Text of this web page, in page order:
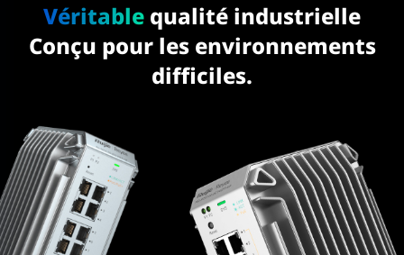
Véritable qualité industrielle
Conçu pour les environnements
difficiles.